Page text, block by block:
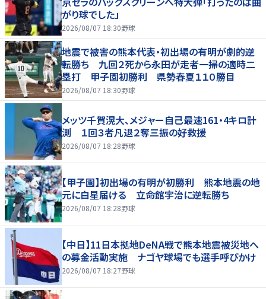
がり球でした」
2026/08/07 18:30野球
地震で被害の熊本代表・初出場の有明が劇的逆
転勝ち 九回２死から永田が走者一掃の適時二
塁打 甲子園初勝利 県勢春夏１１０勝目
2026/08/07 18:30野球
メッツ千賀滉大、メジャー自己最速161・4キロ計
測 １回３者凡退２奪三振の好救援
2026/08/07 18:28野球
【甲子園】初出場の有明が初勝利 熊本地震の地
元に白星届ける 立命館宇治に逆転勝ち
2026/08/07 18:28野球
【中日】11日本拠地DeNA戦で熊本地震被災地へ
の募金活動実施 ナゴヤ球場でも選手呼びかけ
2026/08/07 18:27野球